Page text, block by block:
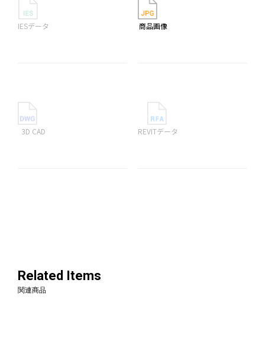
IESデータ 商品画像
3D CAD REVITデータ
Related Items
関連商品